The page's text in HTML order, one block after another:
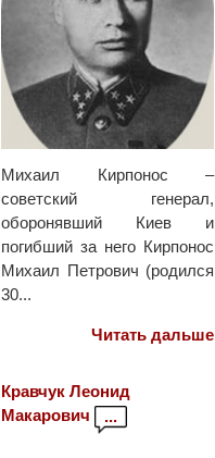
Михаил Кирпонос –
советский генерал,
оборонявший Киев и
погибший за него Кирпонос
Михаил Петрович (родился
30...
Читать дальше
Кравчук Леонид
Макарович
...